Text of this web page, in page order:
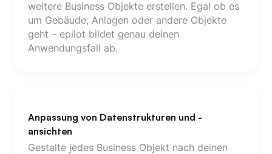
weitere Business Objekte erstellen. Egal ob es
um Gebäude, Anlagen oder andere Objekte
geht – epilot bildet genau deinen
Anwendungsfall ab.
Anpassung von Datenstrukturen und -
ansichten
Gestalte jedes Business Objekt nach deinen